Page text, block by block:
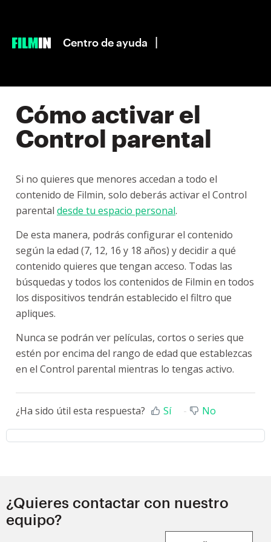
|
Centro de ayuda
Cómo activar el
Control parental
Si no quieres que menores accedan a todo el
contenido de Filmin, solo deberás activar el Control
parental desde tu espacio personal.
De esta manera, podrás configurar el contenido
según la edad (7, 12, 16 y 18 años) y decidir a qué
contenido quieres que tengan acceso. Todas las
búsquedas y todos los contenidos de Filmin en todos
los dispositivos tendrán establecido el filtro que
apliques.
Nunca se podrán ver películas, cortos o series que
estén por encima del rango de edad que establezcas
en el Control parental mientras lo tengas activo.
¿Ha sido útil esta respuesta? Sí No
¿Quieres contactar con nuestro
equipo?